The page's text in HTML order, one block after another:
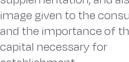
image given to the
and the importance of
capital necessary for